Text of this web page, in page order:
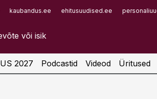
kaubandus.ee ehitusuudised.ee
Infopank
2027 Podcastid Videod Üritused